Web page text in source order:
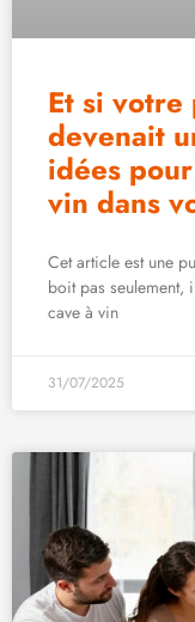
Et si votre
devenait
idées
vin dans
Cet article est une
boit pas seulement,
cave à vin
31/07/2025